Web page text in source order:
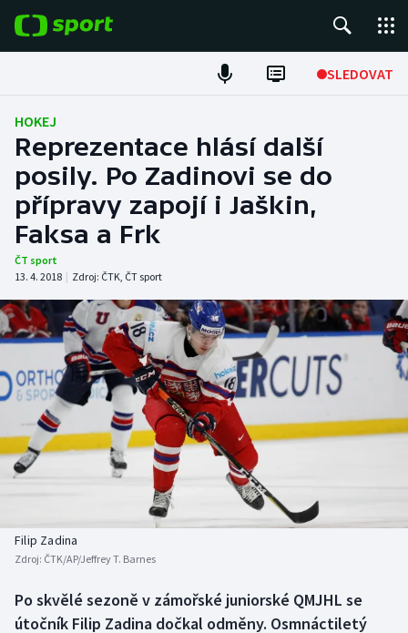
SLEDOVAT
Fotbal
Hokej
Tenis
Atletika
DALŠÍ SPORTY
Americký fotbal
Baseball a softbal
Basketbal
Boby a skeleton
Box
NEPŘEHLÉDNĚTE
Soutěže
Historické návraty
AZ kvíz
HOKEJ
Reprezentace hlásí další
posily. Po Zadinovi se do
přípravy zapojí i Jaškin,
Faksa a Frk
ČT sport
13. 4. 2018 | Zdroj: ČTK, ČT sport
Filip Zadina
Zdroj: ČTK/AP/Jeffrey T. Barnes
Po skvělé sezoně v zámořské juniorské QMJHL se
útočník Filip Zadina dočkal odměny. Osmnáctiletý